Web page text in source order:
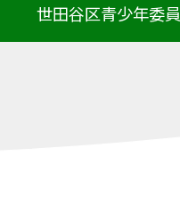
世田谷区青少年委員